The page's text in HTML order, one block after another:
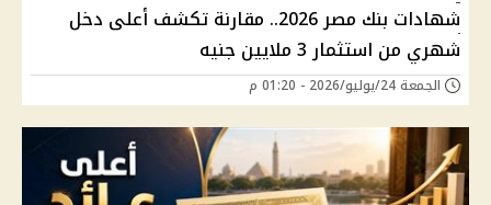
شهادات بنك مصر 2026.. مقارنة تكشف أعلى دخل
شهري من استثمار 3 ملايين جنيه
الجمعة 24/يوليو/2026 - 01:20 م